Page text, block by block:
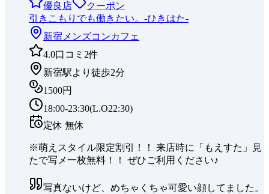
優良店
クーポン
引きこもりでも働きたい。-ひきはた-
新宿 メンズコンカフェ
4.0口コミ 2件
新宿駅より徒歩2分
1500円
18:00-23:30(L.O22:30)
定休 無休
※萌えスタイル限定割引！！ 来店時に「もえすた」見
たで写メ一枚無料！！ ぜひご利用ください♪
写真ないけど、めちゃくちゃ可愛い顔してました。